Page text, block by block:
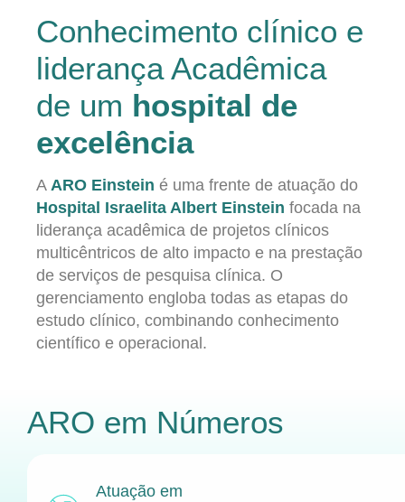
Conhecimento clínico e
liderança Acadêmica
de um hospital de
excelência
A ARO Einstein é uma frente de atuação do
Hospital Israelita Albert Einstein focada na
liderança acadêmica de projetos clínicos
multicêntricos de alto impacto e na prestação
de serviços de pesquisa clínica. O
gerenciamento engloba todas as etapas do
estudo clínico, combinando conhecimento
científico e operacional.
ARO em Números
Atuação em